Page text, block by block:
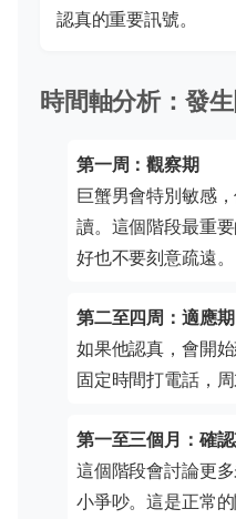
認真的重要訊號。
時間軸分析：發
第一周：觀察期
巨蟹男會特別敏感
讀。這個階段最重
好也不要刻意疏遠。
第二至四周：適應期
如果他認真，會開
固定時間打電話，周
第一至三個月：確
這個階段會討論更
小爭吵。這是正常的